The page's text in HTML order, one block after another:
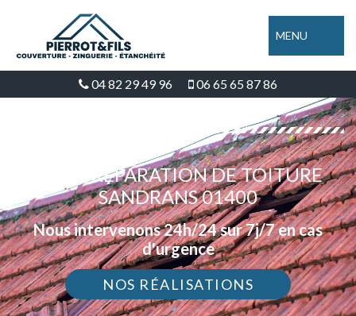
MENU
04 82 29 49 96 06 65 65 87 86
DEVIS RÉPARATION DE TOITURE
SANDRANS 01400
Nous intervenons 24h/24 sur 7j/7 en cas
d'urgence
NOS RÉALISATIONS